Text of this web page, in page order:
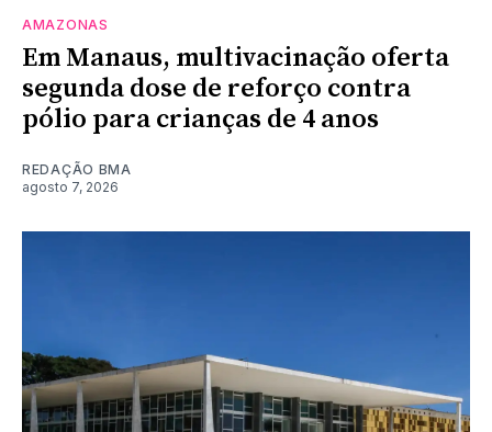
AMAZONAS
Em Manaus, multivacinação oferta
segunda dose de reforço contra
pólio para crianças de 4 anos
REDAÇÃO BMA
agosto 7, 2026